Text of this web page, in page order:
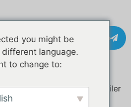
Contacto
para Malta e Europa | Trailer
CE
you might be
different language.
to change to: